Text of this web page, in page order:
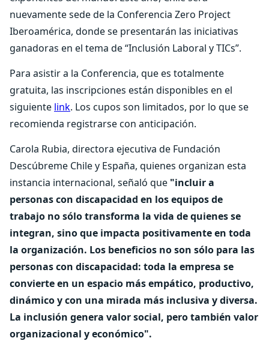
nuevamente sede de la Conferencia Zero Project
Iberoamérica, donde se presentarán las iniciativas
ganadoras en el tema de “Inclusión Laboral y TICs”.
Para asistir a la Conferencia, que es totalmente
gratuita, las inscripciones están disponibles en el
siguiente link. Los cupos son limitados, por lo que se
recomienda registrarse con anticipación.
Carola Rubia, directora ejecutiva de Fundación
Descúbreme Chile y España, quienes organizan esta
instancia internacional, señaló que "incluir a
personas con discapacidad en los equipos de
trabajo no sólo transforma la vida de quienes se
integran, sino que impacta positivamente en toda
la organización. Los beneficios no son sólo para las
personas con discapacidad: toda la empresa se
convierte en un espacio más empático, productivo,
dinámico y con una mirada más inclusiva y diversa.
La inclusión genera valor social, pero también valor
organizacional y económico".